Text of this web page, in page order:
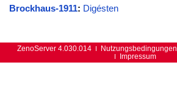
Brockhaus-1911: Digésten
ZenoServer 4.030.014 Nutzungsbedingungen
Impressum